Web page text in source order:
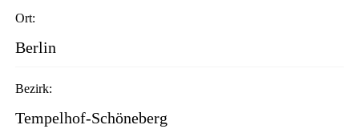
Ort:
Berlin
Bezirk:
Tempelhof-Schöneberg